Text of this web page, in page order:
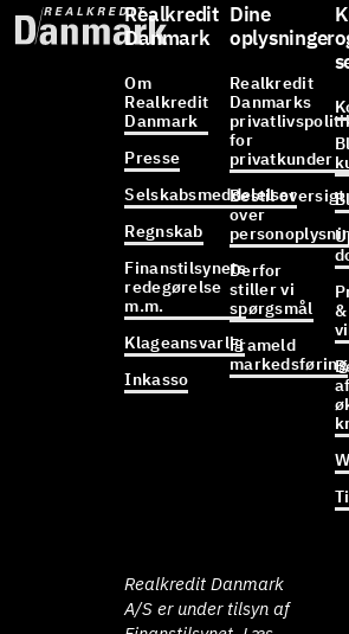
Realkredit
Danmark
Om
Realkredit
Danmark
Presse
Selskabsmeddelelser
Regnskab
Finanstilsynets
redegørelse
m.m.
Klageansvarlig
Inkasso
Dine
oplysninger
Realkredit
Danmarks
for
privatkunder
Bestil oversigt
over
Derfor
stiller vi
spørgsmål
Frameld
markedsføring
&
af
Realkredit Danmark
A/S er under tilsyn af